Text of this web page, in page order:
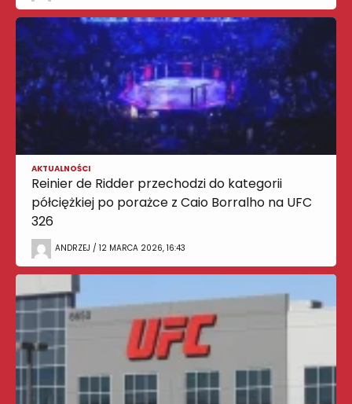
AKTUALNOŚCI
Reinier de Ridder przechodzi do kategorii
półciężkiej po porażce z Caio Borralho na UFC
326
ANDRZEJ / 12 MARCA 2026, 16:43